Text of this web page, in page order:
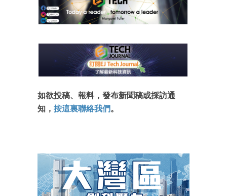
如欲投稿、報料，發布新聞稿或採訪通
知， 按這裏聯絡我們。